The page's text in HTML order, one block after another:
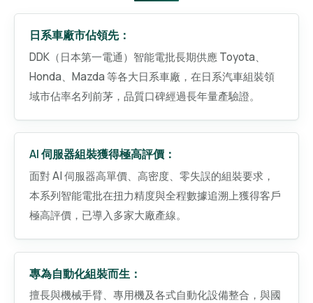
日系車廠市佔領先：
DDK（日本第一電通）智能電批長期供應 Toyota、
Honda、Mazda 等各大日系車廠，在日系汽車組裝領
域市佔率名列前茅，品質口碑經過長年量產驗證。
AI 伺服器組裝獲得極高評價：
面對 AI 伺服器高單價、高密度、零失誤的組裝要求，
本系列智能電批在扭力精度與全程數據追溯上獲得客戶
極高評價，已導入多家大廠產線。
專為自動化組裝而生：
擅長與機械手臂、專用機及各式自動化設備整合，與國